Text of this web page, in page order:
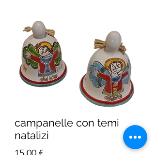
campanelle con temi
natalizi
Prezzo